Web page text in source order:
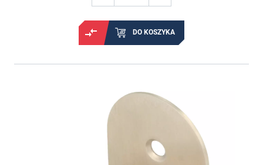
DO KOSZYKA